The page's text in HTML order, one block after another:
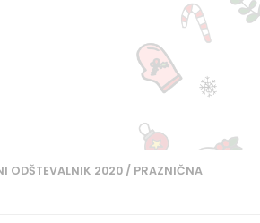
ODŠTEVALNIK 2020 / PRAZNIČNA